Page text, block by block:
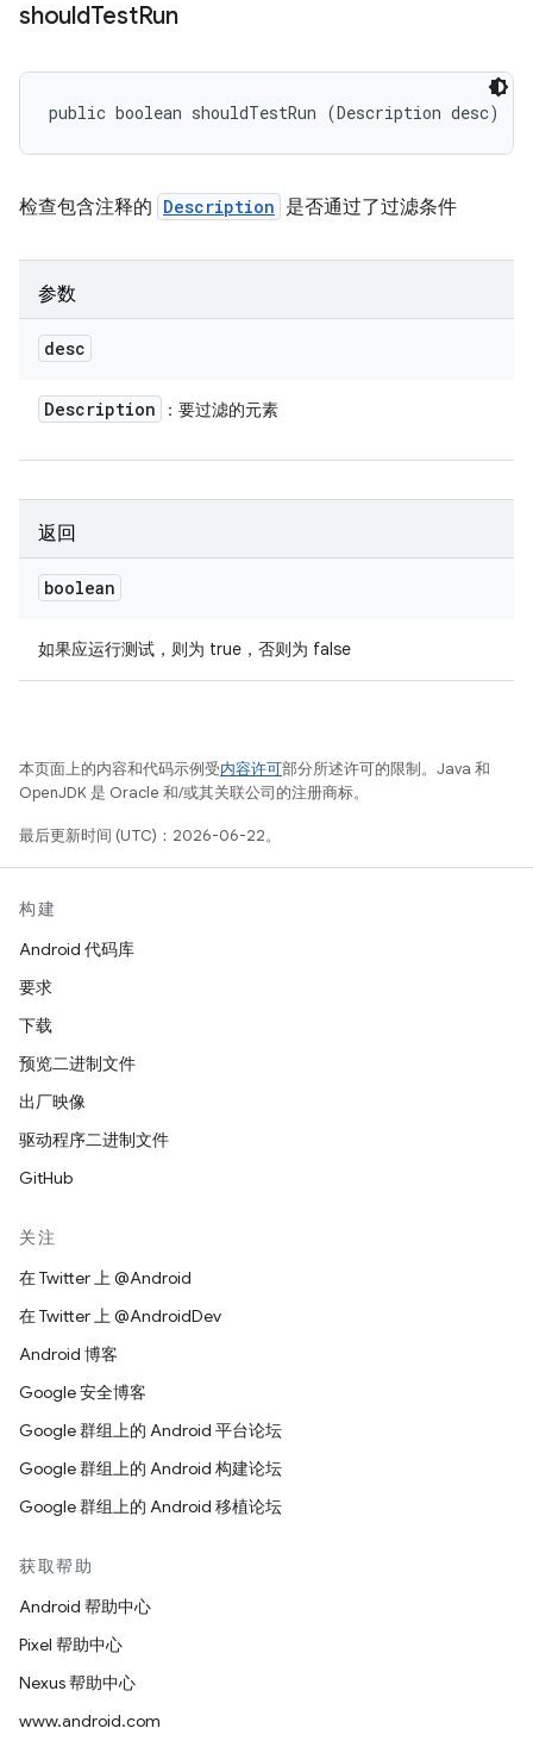
shouldTestRun
public boolean shouldTestRun (Description desc)
检查包含注释的 Description 是否通过了过滤条件
参数
desc
Description ：要过滤的元素
返回
boolean
如果应运行测试，则为 true，否则为 false
本页面上的内容和代码示例受内容许可部分所述许可的限制。Java 和
OpenJDK 是 Oracle 和/或其关联公司的注册商标。
最后更新时间 (UTC)：2026-06-22。
构建
Android 代码库
要求
下载
预览二进制文件
出厂映像
驱动程序二进制文件
GitHub
关注
在 Twitter 上 @Android
在 Twitter 上 @AndroidDev
Android 博客
Google 安全博客
Google 群组上的 Android 平台论坛
Google 群组上的 Android 构建论坛
Google 群组上的 Android 移植论坛
获取帮助
Android 帮助中心
Pixel 帮助中心
Nexus 帮助中心
www.android.com